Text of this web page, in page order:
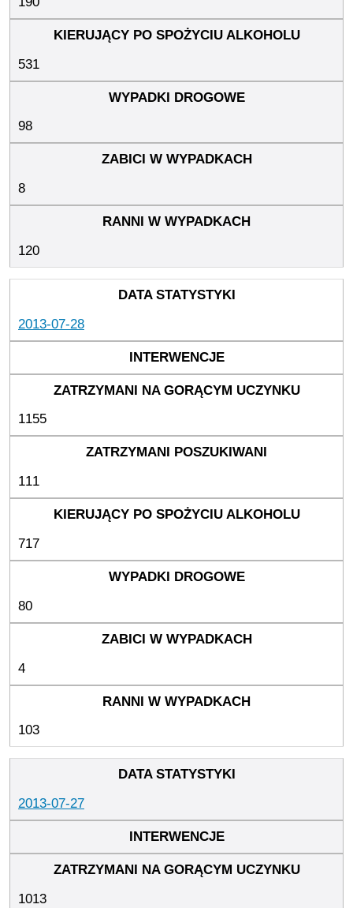
531
98
8
120
2013-07-28
1155
111
717
80
4
103
2013-07-27
1013